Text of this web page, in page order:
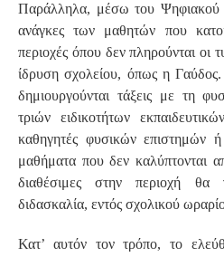
Παράλληλα, μέσω του Ψηφιακού
ανάγκες των μαθητών που
περιοχές όπου δεν πληρούνται οι
ίδρυση σχολείου, όπως η Γαύδος.
δημιουργούνται τάξεις με τη
τριών ειδικοτήτων
καθηγητές φυσικών επιστημών
μαθήματα που δεν καλύπτονται
διαθέσιμες στην περιοχή θα
διδασκαλία, εντός σχολικού
Κατ’ αυτόν τον τρόπο, το